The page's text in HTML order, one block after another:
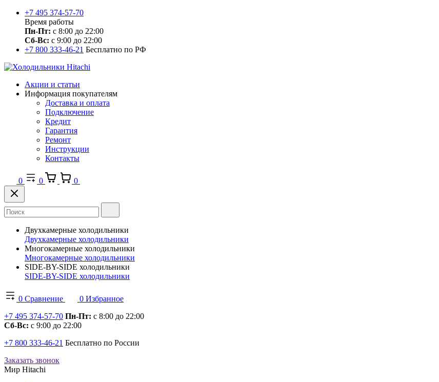
+7 495 374-57-70
Время работы
Пн-Пт: с 8:00 до 22:00
Сб-Вс: с 9:00 до 22:00
+7 800 333-46-21 Бесплатно по РФ
Акции и статьи
Информация покупателям
Доставка и оплата
Подключение
Кредит
Гарантия
Ремонт
Инструкции
Контакты
0 0 0
Двухкамерные холодильники
Двухкамерные холодильники
Многокамерные холодильники
Многокамерные холодильники
SIDE-BY-SIDE холодильники
SIDE-BY-SIDE холодильники
0 Сравнение 0 Избранное
+7 495 374-57-70 Пн-Пт: с 8:00 до 22:00
Сб-Вс: с 9:00 до 22:00
+7 800 333-46-21 Бесплатно по России
Заказать звонок
Мир Hitachi